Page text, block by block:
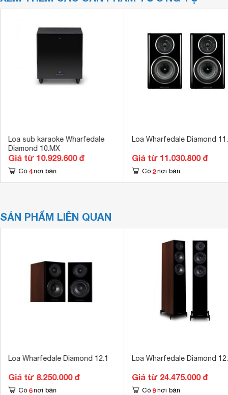
Loa sub karaoke Wharfedale
Diamond 10.MX
Giá từ 10.929.600 đ
Có 4 nơi bán
Loa Wharfedale Diamond
Giá từ 11.030.800 đ
Có 2 nơi bán
SẢN PHẨM LIÊN QUAN
Loa Wharfedale Diamond 12.1
Giá từ 8.250.000 đ
Có 6 nơi bán
Loa Wharfedale Diamond
Giá từ 24.475.000 đ
Có 9 nơi bán